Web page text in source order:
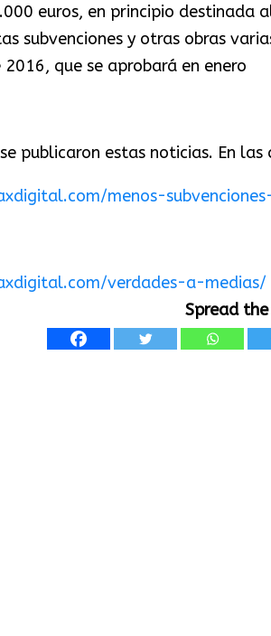
euros, en principio destinada
subvenciones y otras obras
que se aprobará en enero
publicaron estas noticias. En
menos-
verdades-a-medias/
Spread